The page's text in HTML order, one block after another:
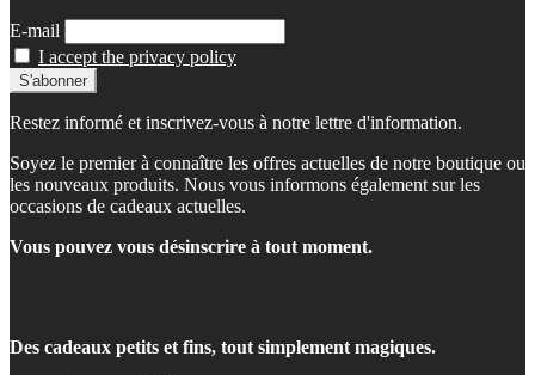
E-mail
I accept the privacy policy
Restez informé et inscrivez-vous à notre lettre d'information.
Soyez le premier à connaître les offres actuelles de notre boutique ou
les nouveaux produits. Nous vous informons également sur les
occasions de cadeaux actuelles.
Vous pouvez vous désinscrire à tout moment.
Des cadeaux petits et fins, tout simplement magiques.